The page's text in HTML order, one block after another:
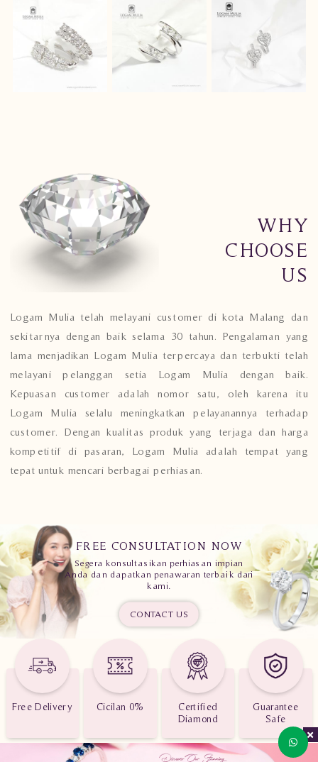
WHY
CHOOSE
US
Logam Mulia telah melayani customer di kota Malang dan
sekitarnya dengan baik selama 30 tahun. Pengalaman yang
lama menjadikan Logam Mulia terpercaya dan terbukti telah
melayani pelanggan setia Logam Mulia dengan baik.
Kepuasan customer adalah nomor satu, oleh karena itu
Logam Mulia selalu meningkatkan pelayanannya terhadap
customer. Dengan kualitas produk yang terjaga dan harga
kompetitif di pasaran, Logam Mulia adalah tempat yang
tepat untuk mencari berbagai perhiasan.
FREE CONSULTATION NOW
Segera konsultasikan perhiasan impian
Anda dan dapatkan penawaran terbaik dari
kami.
CONTACT US
Free Delivery Cicilan 0%
Certified
Diamond
Guarantee
Safe